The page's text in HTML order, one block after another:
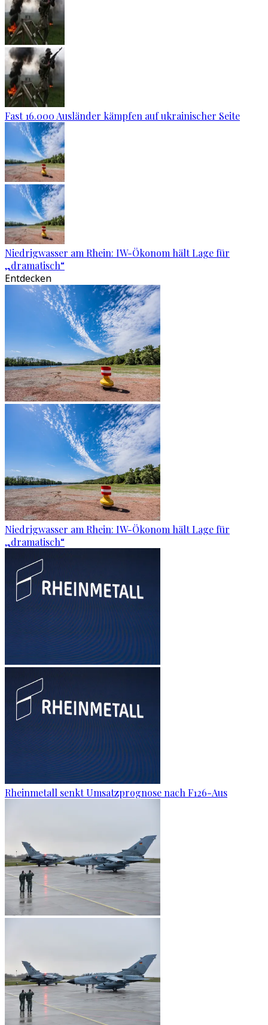
Fast 16.000 Ausländer kämpfen auf ukrainischer Seite
Niedrigwasser am Rhein: IW-Ökonom hält Lage für
„dramatisch“
Entdecken
Niedrigwasser am Rhein: IW-Ökonom hält Lage für
„dramatisch“
Rheinmetall senkt Umsatzprognose nach F126-Aus